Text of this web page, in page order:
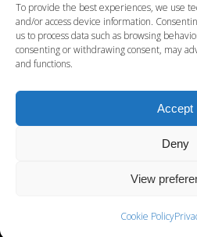
To provide the best experiences, we use
and/or access device information.
us to process data such as browsing
consenting or withdrawing consent, may
and functions.
Accept
Deny
View
Cookie Policy
Blog de Energía
SOLUCIONES
Protectores contra
www.minutemanups.com.